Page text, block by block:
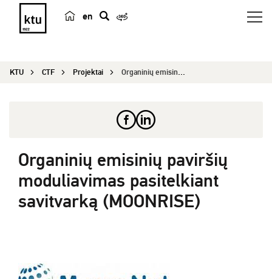
en
e
KTU CTF Projektai Organinių emisinių paviršių moduliavimas pasitel...
Organinių emisinių paviršių
moduliavimas pasitelkiant
savitvarką (MOONRISE)